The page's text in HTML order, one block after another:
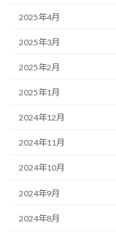
2025年4月
2025年3月
2025年2月
2025年1月
2024年12月
2024年11月
2024年10月
2024年9月
2024年8月